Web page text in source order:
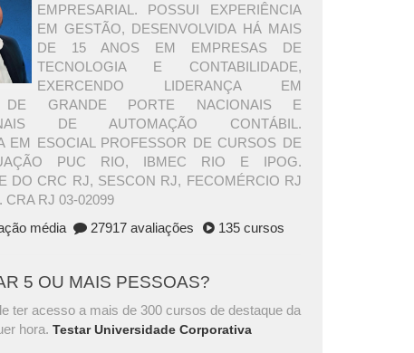
EMPRESARIAL. POSSUI EXPERIÊNCIA
EM GESTÃO, DESENVOLVIDA HÁ MAIS
DE 15 ANOS EM EMPRESAS DE
TECNOLOGIA E CONTABILIDADE,
EXERCENDO LIDERANÇA EM
DE GRANDE PORTE NACIONAIS E
DE AUTOMAÇÃO CONTÁBIL.
EM ESOCIAL PROFESSOR DE CURSOS DE
PUC RIO, IBMEC RIO E IPOG.
DO CRC RJ, SESCON RJ, FECOMÉRCIO RJ
CRA RJ 03-02099
média
27917 avaliações 135 cursos
5 OU MAIS PESSOAS?
ter acesso a mais de 300 cursos de destaque da
hora.Testar Universidade Corporativa